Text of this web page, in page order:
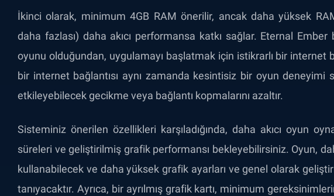
İkinci olarak, minimum 4GB RAM önerilir, ancak daha yüksek
daha fazlası) daha akıcı performansa katkı sağlar. Eternal
oyunu olduğundan, uygulamayı başlatmak için istikrarlı bir internet
bir internet bağlantısı aynı zamanda kesintisiz bir oyun deneyimi
etkileyebilecek gecikme veya bağlantı kopmalarını azaltır.
Sisteminiz önerilen özellikleri karşıladığında, daha akıcı oyun
süreleri ve geliştirilmiş grafik performansı bekleyebilirsiniz. Oyun,
kullanabilecek ve daha yüksek grafik ayarları ve genel olarak
tanıyacaktır. Ayrıca, bir ayrılmış grafik kartı, minimum